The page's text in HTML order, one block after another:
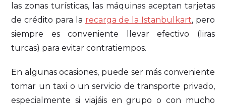
las zonas turísticas, las máquinas aceptan tarjetas
de crédito para la recarga de la Istanbulkart, pero
siempre es conveniente llevar efectivo (liras
turcas) para evitar contratiempos.
En algunas ocasiones, puede ser más conveniente
tomar un taxi o un servicio de transporte privado,
especialmente si viajáis en grupo o con mucho